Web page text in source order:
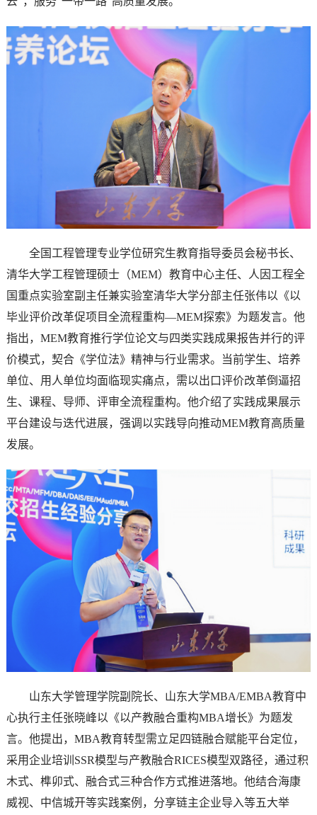
全国工程管理专业学位研究生教育指导委员会秘书长、
清华大学工程管理硕士（MEM）教育中心主任、人因工程全
国重点实验室副主任兼实验室清华大学分部主任张伟以《以
毕业评价改革促项目全流程重构—MEM探索》为题发言。他
指出，MEM教育推行学位论文与四类实践成果报告并行的评
价模式，契合《学位法》精神与行业需求。当前学生、培养
单位、用人单位均面临现实痛点，需以出口评价改革倒逼招
生、课程、导师、评审全流程重构。他介绍了实践成果展示
平台建设与迭代进展，强调以实践导向推动MEM教育高质量
发展。
山东大学管理学院副院长、山东大学MBA/EMBA教育中
心执行主任张晓峰以《以产教融合重构MBA增长》为题发
言。他提出，MBA教育转型需立足四链融合赋能平台定位，
采用企业培训SSR模型与产教融合RICES模型双路径，通过积
木式、榫卯式、融合式三种合作方式推进落地。他结合海康
威视、中信城开等实践案例，分享链主企业导入等五大举